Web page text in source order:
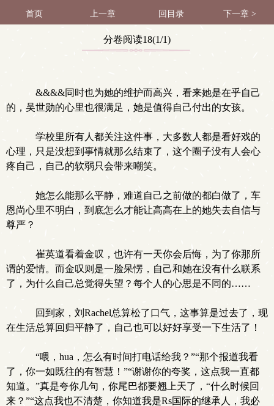
首页 上一章 回目录 下一章 >
分卷阅读18(1/1)
&&&&同时也为她的维护而高兴，看来她是在乎自己
的，吴世勋的心里也很满足，她是值得自己付出的女孩。
学校里所有人都关注这件事，大多数人都是看好戏的
心理，只是没想到事情就那么结束了，这个圈子没有人会心
疼自己，自己的软弱只会带来嘲笑。
她怎么能那么平静，难道自己之前做的都白做了，车
恩尚心里不明白，到底怎么才能让高高在上的她失去自信与
尊严？
崔英道看着金叹，也许有一天你会后悔，为了你那所
谓的爱情。而金叹则是一脸呆愣，自己和她在没有什么联系
了，为什么自己总觉得失望？每个人的心思是不同的……
回到家，刘Rachel总算松了口气，这事算是过去了，现
在生活总算回归平静了，自己也可以好好享受一下生活了！
“喂，hua，怎么有时间打电话给我？”“那个报道我看
了，你一如既往的有智慧！”“谢谢你的夸奖，这点我一直都
知道。”真是夸你几句，你尾巴都要翘上天了，“什么时候回
来？”“这点我也不清楚，你知道我是Rs国际的继承人，我必